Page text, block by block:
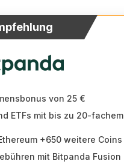
von 25 €
ETFs mit bis zu 20-fachem
+650 weitere Coins
mit Bitpanda Fusion